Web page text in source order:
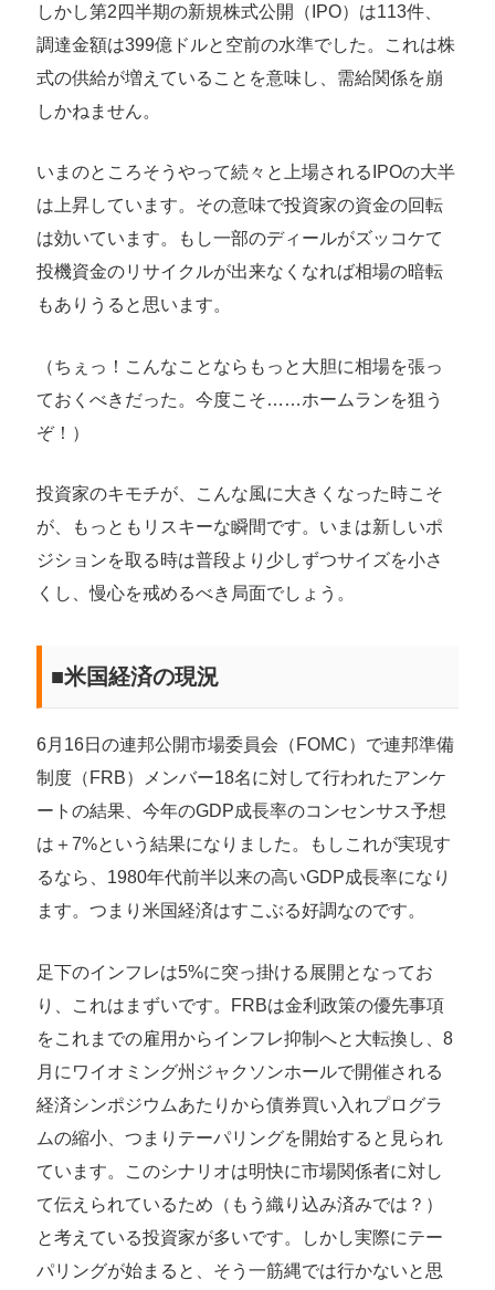
しかし第2四半期の新規株式公開（IPO）は113件、
調達金額は399億ドルと空前の水準でした。これは株
式の供給が増えていることを意味し、需給関係を崩
しかねません。
いまのところそうやって続々と上場されるIPOの大半
は上昇しています。その意味で投資家の資金の回転
は効いています。もし一部のディールがズッコケて
投機資金のリサイクルが出来なくなれば相場の暗転
もありうると思います。
（ちぇっ！こんなことならもっと大胆に相場を張っ
ておくべきだった。今度こそ……ホームランを狙う
ぞ！）
投資家のキモチが、こんな風に大きくなった時こそ
が、もっともリスキーな瞬間です。いまは新しいポ
ジションを取る時は普段より少しずつサイズを小さ
くし、慢心を戒めるべき局面でしょう。
■米国経済の現況
6月16日の連邦公開市場委員会（FOMC）で連邦準備
制度（FRB）メンバー18名に対して行われたアンケ
ートの結果、今年のGDP成長率のコンセンサス予想
は＋7%という結果になりました。もしこれが実現す
るなら、1980年代前半以来の高いGDP成長率になり
ます。つまり米国経済はすこぶる好調なのです。
足下のインフレは5%に突っ掛ける展開となってお
り、これはまずいです。FRBは金利政策の優先事項
をこれまでの雇用からインフレ抑制へと大転換し、8
月にワイオミング州ジャクソンホールで開催される
経済シンポジウムあたりから債券買い入れプログラ
ムの縮小、つまりテーパリングを開始すると見られ
ています。このシナリオは明快に市場関係者に対し
て伝えられているため（もう織り込み済みでは？）
と考えている投資家が多いです。しかし実際にテー
パリングが始まると、そう一筋縄では行かないと思